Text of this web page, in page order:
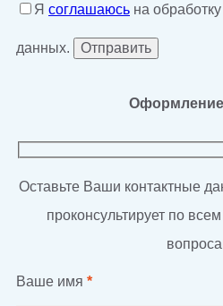
Я соглашаюсь на
данных.
Оформление
Оставьте Ваши контактные
проконсультирует по
Ваше имя *